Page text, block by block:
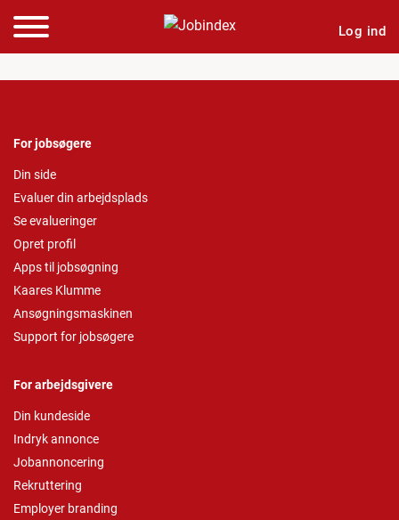
Log ind
For jobsøgere
Din side
Evaluer din arbejdsplads
Se evalueringer
Opret profil
Apps til jobsøgning
Kaares Klumme
Ansøgningsmaskinen
Support for jobsøgere
For arbejdsgivere
Din kundeside
Indryk annonce
Jobannoncering
Rekruttering
Employer branding